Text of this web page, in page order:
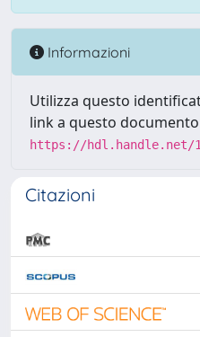
Informazioni
Utilizza questo
link a questo
https://hdl.handle.net/
Citazioni